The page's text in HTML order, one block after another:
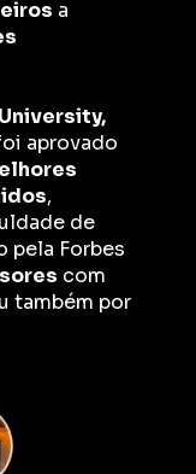
a
aprovado
,
de
pela Forbes
com
também por